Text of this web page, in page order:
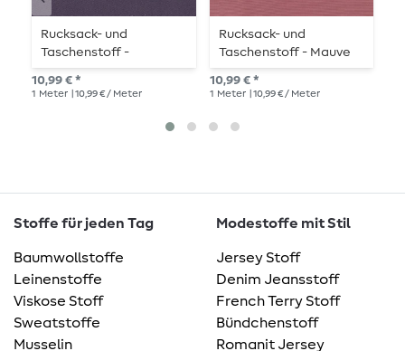
Rucksack- und
Taschenstoff -
Aubergine
10,99 € *
1 Meter | 10,99 € / Meter
Rucksack- und
Taschenstoff - Mauve
10,99 € *
1 Meter | 10,99 € / Meter
Stoffe für jeden Tag
Baumwollstoffe
Leinenstoffe
Viskose Stoff
Sweatstoffe
Musselin
Modestoffe mit Stil
Jersey Stoff
Denim Jeansstoff
French Terry Stoff
Bündchenstoff
Romanit Jersey